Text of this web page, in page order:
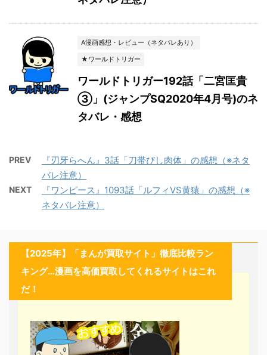
A漫画感想・レビュー（ネタバレあり）
★ワールドトリガー
ワールドトリガー192話「二宮匡貴
③」(ジャンプSQ2020年4月号)のネ
タバレ・感想
PREV
『刃牙らへん』3話「刀帯びし肉体」の感想（※ネタ
バレ注意）
NEXT
『ワンピース』1093話「ルフィVS黄猿」の感想（※
ネタバレ注意）
【2025年】「まんが買取サイト」徹底比較ラン
キング…漫画を高価買取してくれるサイトはこれ
だ！